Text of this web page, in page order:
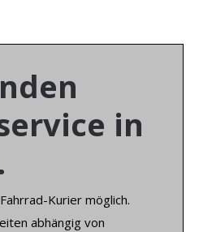
in
Kurier möglich.
abhängig von